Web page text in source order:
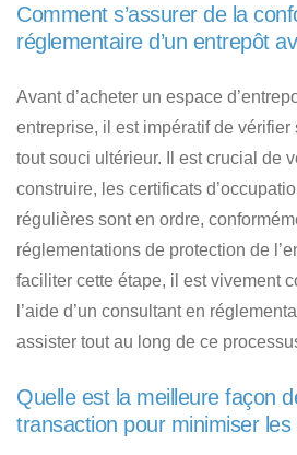
Comment s’assurer de la
réglementaire d’un entrepôt
Avant d’acheter un espace
entreprise, il est impératif de
tout souci ultérieur. Il est crucial de
construire, les certificats
régulières sont en ordre,
réglementations de protection de
faciliter cette étape, il est vivement
l’aide d’un consultant en
assister tout au long de ce
Quelle est la meilleure façon
transaction pour minimiser